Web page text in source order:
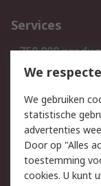
Services
750.000
Bestellen
Track & Trace
Wettelijk
Cookiebeleid
We
We gebruiken
statistische
advertenties
Door op "Alles
toestemming
cookies. U kunt